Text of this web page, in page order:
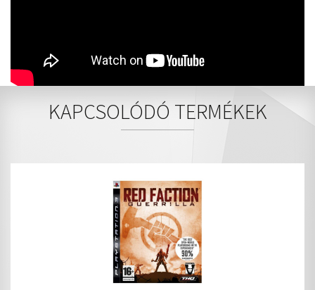
KAPCSOLÓDÓ TERMÉKEK